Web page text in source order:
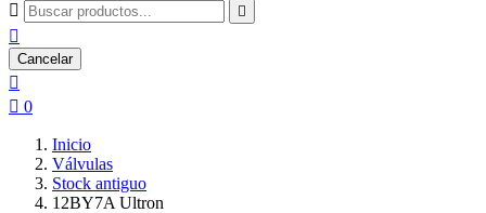
 

Cancelar

 0
Inicio
Válvulas
Stock antiguo
12BY7A Ultron